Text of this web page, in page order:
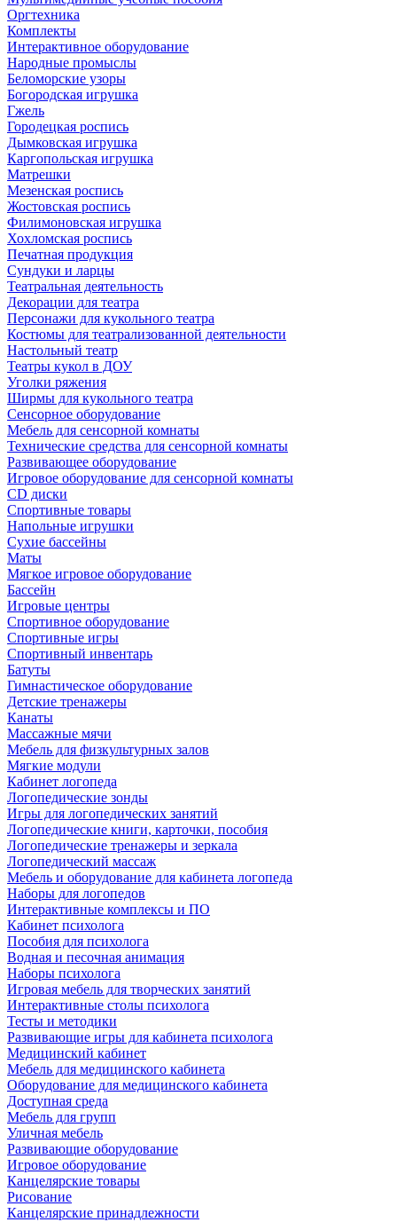
Оргтехника
Комплекты
Интерактивное оборудование
Народные промыслы
Беломорские узоры
Богородская игрушка
Гжель
Городецкая роспись
Дымковская игрушка
Каргопольская игрушка
Матрешки
Мезенская роспись
Жостовская роспись
Филимоновская игрушка
Хохломская роспись
Печатная продукция
Сундуки и ларцы
Театральная деятельность
Декорации для театра
Персонажи для кукольного театра
Костюмы для театрализованной деятельности
Настольный театр
Театры кукол в ДОУ
Уголки ряжения
Ширмы для кукольного театра
Сенсорное оборудование
Мебель для сенсорной комнаты
Технические средства для сенсорной комнаты
Развивающее оборудование
Игровое оборудование для сенсорной комнаты
CD диски
Спортивные товары
Напольные игрушки
Сухие бассейны
Маты
Мягкое игровое оборудование
Бассейн
Игровые центры
Спортивное оборудование
Спортивные игры
Спортивный инвентарь
Батуты
Гимнастическое оборудование
Детские тренажеры
Канаты
Массажные мячи
Мебель для физкультурных залов
Мягкие модули
Кабинет логопеда
Логопедические зонды
Игры для логопедических занятий
Логопедические книги, карточки, пособия
Логопедические тренажеры и зеркала
Логопедический массаж
Мебель и оборудование для кабинета логопеда
Наборы для логопедов
Интерактивные комплексы и ПО
Кабинет психолога
Пособия для психолога
Водная и песочная анимация
Наборы психолога
Игровая мебель для творческих занятий
Интерактивные столы психолога
Тесты и методики
Развивающие игры для кабинета психолога
Медицинский кабинет
Мебель для медицинского кабинета
Оборудование для медицинского кабинета
Доступная среда
Мебель для групп
Уличная мебель
Развивающие оборудование
Игровое оборудование
Канцелярские товары
Рисование
Канцелярские принадлежности